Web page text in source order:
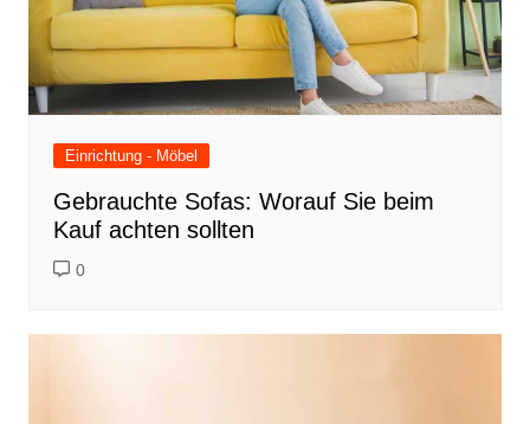
Einrichtung - Möbel
Gebrauchte Sofas: Worauf Sie beim
Kauf achten sollten
0